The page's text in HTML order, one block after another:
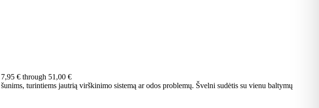
€ through 51,00 €
turintiems jautrią virškinimo sistemą ar odos problemų. Švelni sudėtis su vienu baltymų